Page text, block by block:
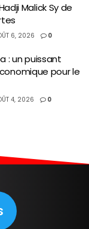
Malick Sy de
6, 2026 0
: un puissant
pour le
4, 2026 0